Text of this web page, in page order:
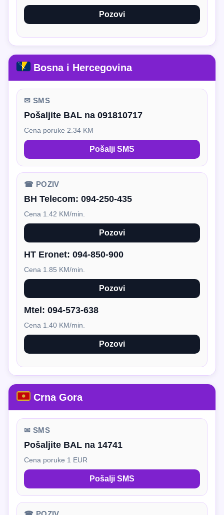
Pozovi
Bosna i Hercegovina
✉ SMS
Pošaljite BAL na 091810717
Cena poruke 2.34 KM
Pošalji SMS
☎ POZIV
BH Telecom: 094-250-435
Cena 1.42 KM/min.
Pozovi
HT Eronet: 094-850-900
Cena 1.85 KM/min.
Pozovi
Mtel: 094-573-638
Cena 1.40 KM/min.
Pozovi
Crna Gora
✉ SMS
Pošaljite BAL na 14741
Cena poruke 1 EUR
Pošalji SMS